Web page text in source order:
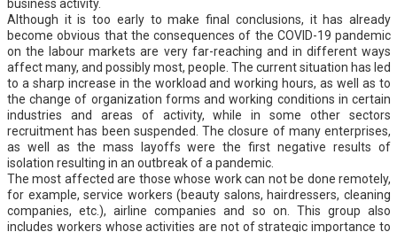
business activity.
Although it is too early to make final conclusions, it has already
become obvious that the consequences of the COVID-19 pandemic
on the labour markets are very far-reaching and in different ways
affect many, and possibly most, people. The current situation has led
to a sharp increase in the workload and working hours, as well as to
the change of organization forms and working conditions in certain
industries and areas of activity, while in some other sectors
recruitment has been suspended. The closure of many enterprises,
as well as the mass layoffs were the first negative results of
isolation resulting in an outbreak of a pandemic.
The most affected are those whose work can not be done remotely,
for example, service workers (beauty salons, hairdressers, cleaning
companies, etc.), airline companies and so on. This group also
includes workers whose activities are not of strategic importance to